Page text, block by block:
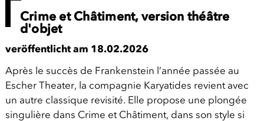
Crime et Châtiment, version théâtre
d'objet
veröffentlicht am 18.02.2026
Après le succès de Frankenstein l’année passée au
Escher Theater, la compagnie Karyatides revient avec
un autre classique revisité. Elle propose une plongée
singulière dans Crime et Châtiment, dans son style si